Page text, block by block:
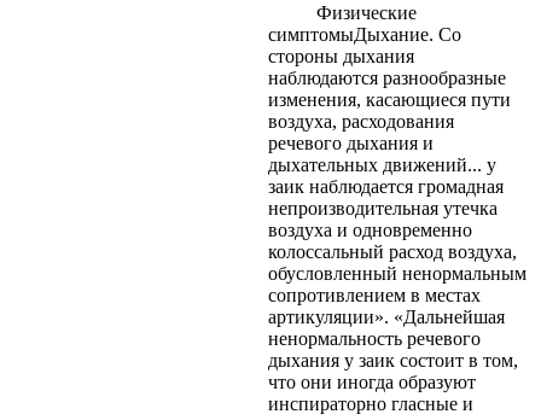
Физические
симптомыДыхание. Со
стороны дыхания
наблюдаются разнообразные
изменения, касающиеся пути
воздуха, расходования
речевого дыхания и
дыхательных движений... у
заик наблюдается громадная
непроизводительная утечка
воздуха и одновременно
колоссальный расход воздуха,
обусловленный ненормальным
сопротивлением в местах
артикуляции». «Дальнейшая
ненормальность речевого
дыхания у заик состоит в том,
что они иногда образуют
инспираторно гласные и